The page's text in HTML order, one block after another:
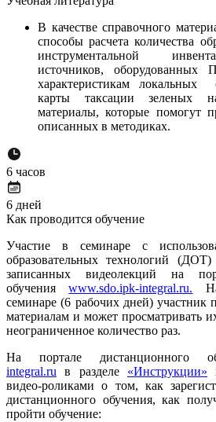
В качестве справочного
способы расчета количества
инструментальной
источников,
характеристикам локальных
карты таксации зеленых
материалы, которые помогут
описанных в методиках.
6 часов
6 дней
Как проводится обучение
Участие в семинаре с
образовательных технологий
записанных видеолекций на
обученияwww.sdo.ipk-integral.ru.
семинаре (6 рабочих дней) участник
материалам и может просматривать
неограниченное количество раз.
На портале дистанционного
integral.ru в разделе «Инструкции»
видео-роликами о том, как
дистанционного обучения, как
пройти обучение: